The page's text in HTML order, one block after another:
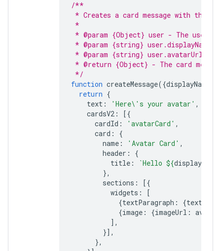
/**
* Creates a card message with the
*
* @param {Object} user - The user
* @param {string} user.displayName
* @param {string} user.avatarUrl -
* @return {Object} - The card
*/
function createMessage({displayName
return {
text : 'Here\'s your avatar' ,
cardsV2 :
[{
cardId : 'avatarCard' ,
card :
{
name : 'Avatar Card' ,
header :
{
title : `Hello ${displayName
},
sections :
[{
widgets :
[
{textParagraph : {text
{image : {imageUrl :
],
}],
},